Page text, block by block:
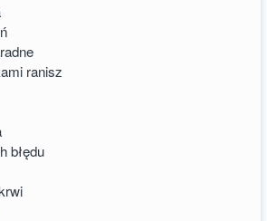
ranisz
błędu